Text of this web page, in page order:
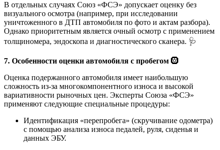
В отдельных случаях Союз «ФСЭ» допускает оценку без
визуального осмотра (например, при исследовании
уничтоженного в ДТП автомобиля по фото и актам разбора).
Однако приоритетным является очный осмотр с применением
толщиномера, эндоскопа и диагностического сканера. 🩺
7. Особенности оценки автомобиля с пробегом 🛞
Оценка подержанного автомобиля имеет наибольшую
сложность из-за многокомпонентного износа и высокой
вариативности рыночных цен. Эксперты Союза «ФСЭ»
применяют следующие специальные процедуры:
Идентификация «перепробега» (скручивание одометра)
с помощью анализа износа педалей, руля, сиденья и
данных ЭБУ.